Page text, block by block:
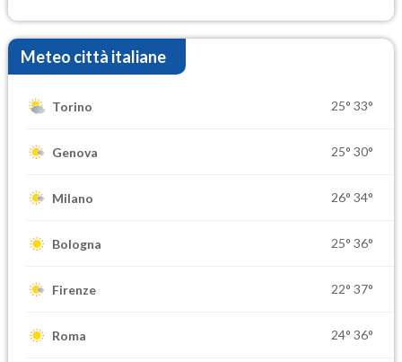
Meteo città italiane
Torino 25° 33°
Genova 25° 30°
Milano 26° 34°
Bologna 25° 36°
Firenze 22° 37°
Roma 24° 36°